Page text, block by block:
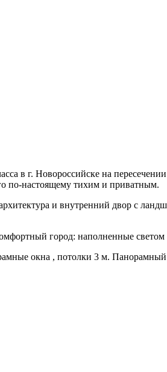
в г. Новороссийске на
по-настоящему тихим и приватным.
и внутренний двор с
город: наполненные
окна , потолки 3 м.